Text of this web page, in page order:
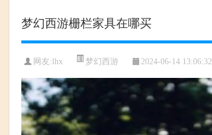
梦幻西游栅栏家具在哪买
网友: lhx 梦幻西游 2024-06-14 13:06:32